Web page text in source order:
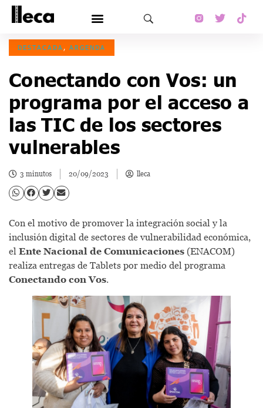
DESTACADA , ARGENDA
Conectando con Vos: un
programa por el acceso a
las TIC de los sectores
vulnerables
3 minutos 20/09/2023 lleca
Con el motivo de promover la integración social y la
inclusión digital de sectores de vulnerabilidad económica,
el Ente Nacional de Comunicaciones (ENACOM)
realiza entregas de Tablets por medio del programa
Conectando con Vos.